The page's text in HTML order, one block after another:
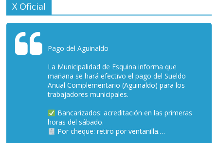
X Oficial
Pago del Aguinaldo
La Municipalidad de Esquina informa que
mañana se hará efectivo el pago del Sueldo
Anual Complementario (Aguinaldo) para los
trabajadores municipales.
Bancarizados: acreditación en las primeras
horas del sábado.
Por cheque: retiro por ventanilla.…